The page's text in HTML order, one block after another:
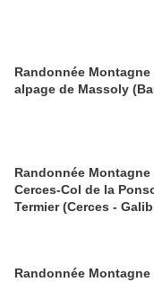
Randonnée Montagne
alpage de Massoly
Randonnée Montagne
Cerces-Col de la
Termier (Cerces -
Randonnée Montagne